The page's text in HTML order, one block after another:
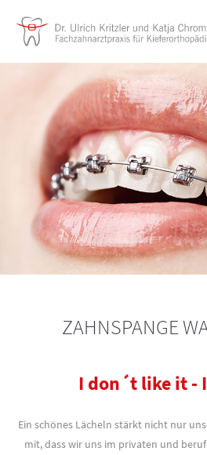
ZAHNSPANGE
I don´t like it -
Ein schönes Lächeln stärkt nicht nur
mit, dass wir uns im privaten und